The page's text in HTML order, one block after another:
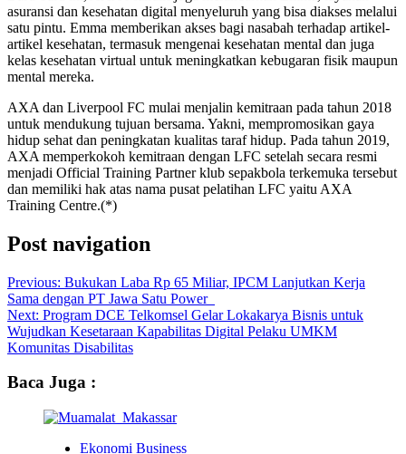
asuransi dan kesehatan digital menyeluruh yang bisa diakses melalui
satu pintu. Emma memberikan akses bagi nasabah terhadap artikel-
artikel kesehatan, termasuk mengenai kesehatan mental dan juga
kelas kesehatan virtual untuk meningkatkan kebugaran fisik maupun
mental mereka.
AXA dan Liverpool FC mulai menjalin kemitraan pada tahun 2018
untuk mendukung tujuan bersama. Yakni, mempromosikan gaya
hidup sehat dan peningkatan kualitas taraf hidup. Pada tahun 2019,
AXA memperkokoh kemitraan dengan LFC setelah secara resmi
menjadi Official Training Partner klub sepakbola terkemuka tersebut
dan memiliki hak atas nama pusat pelatihan LFC yaitu AXA
Training Centre.(*)
Post navigation
Previous: Bukukan Laba Rp 65 Miliar, IPCM Lanjutkan Kerja
Sama dengan PT Jawa Satu Power
Next: Program DCE Telkomsel Gelar Lokakarya Bisnis untuk
Wujudkan Kesetaraan Kapabilitas Digital Pelaku UMKM
Komunitas Disabilitas
Baca Juga :
Ekonomi Business